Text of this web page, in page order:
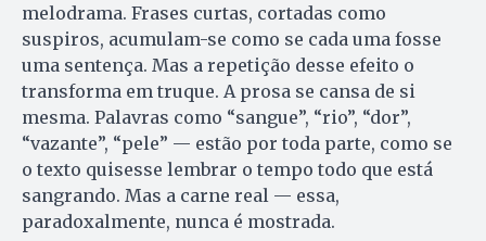
melodrama. Frases curtas, cortadas como
suspiros, acumulam-se como se cada uma fosse
uma sentença. Mas a repetição desse efeito o
transforma em truque. A prosa se cansa de si
mesma. Palavras como “sangue”, “rio”, “dor”,
“vazante”, “pele” — estão por toda parte, como se
o texto quisesse lembrar o tempo todo que está
sangrando. Mas a carne real — essa,
paradoxalmente, nunca é mostrada.